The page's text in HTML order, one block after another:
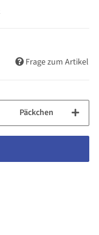
Frage zum Artikel
Päckchen